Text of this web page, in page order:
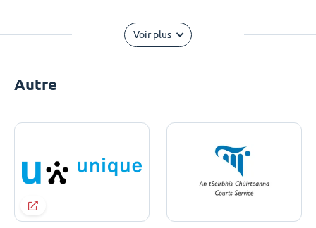
Voir plus
Autre